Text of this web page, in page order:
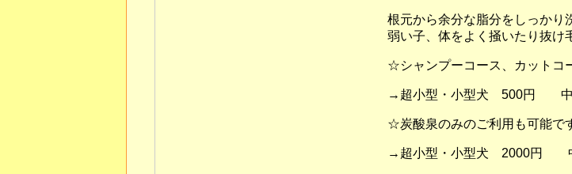
根元から余分な脂分をしっかり
弱い子、体をよく掻いたり
☆シャンプーコース、カットコ
→超小型・小型犬 500円
☆炭酸泉のみのご利用も可能で
→超小型・小型犬 2000円